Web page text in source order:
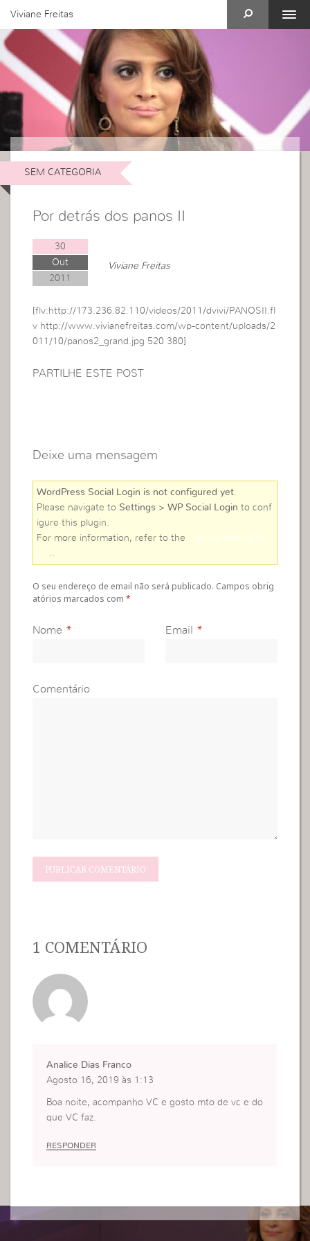
Viviane Freitas
SEM CATEGORIA
Por detrás dos panos II
30
Out
2011
Viviane Freitas
[flv:http://173.236.82.110/videos/2011/dvivi/PANOSII.fl
v http://www.vivianefreitas.com/wp-content/uploads/2
011/10/panos2_grand.jpg 520 380]
PARTILHE ESTE POST
Deixe uma mensagem
WordPress Social Login is not configured yet.
Please navigate to Settings > WP Social Login to conf
igure this plugin.
For more information, refer to the
online user guid
e
..
O seu endereço de email não será publicado. Campos obrig
atórios marcados com*
Nome * Email *
Comentário
1 COMENTÁRIO
Analice Dias Franco
Agosto 16, 2019 às 1:13
Boa noite, acompanho VC e gosto mto de vc e do
que VC faz.
RESPONDER